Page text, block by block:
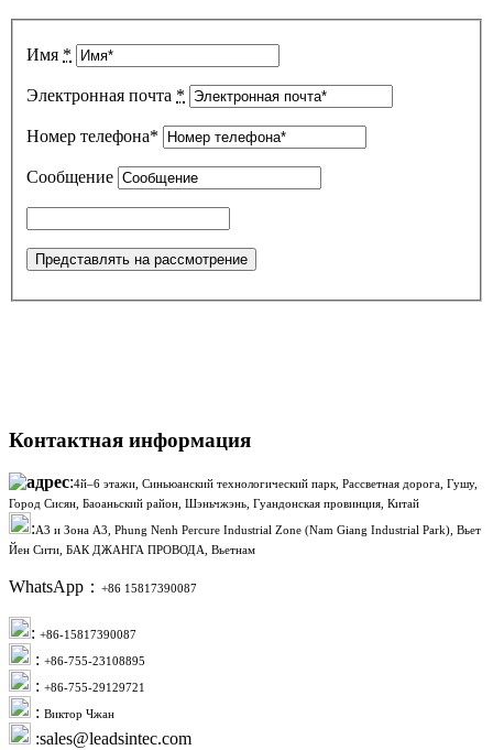
Имя *
Электронная почта *
Номер телефона*
Сообщение
Контактная информация
:4й–6 этажи, Синьюанский технологический парк, Рассветная дорога, Гушу,
Город Сисян, Баоаньский район, Шэньчжэнь, Гуандонская провинция, Китай
:A3 и Зона A3, Phung Nenh Percure Industrial Zone (Nam Giang Industrial Park), Вьет
Йен Сити, БАК ДЖАНГА ПРОВОДА, Вьетнам
WhatsApp： +86 15817390087
: +86-15817390087
: +86-755-23108895
: +86-755-29129721
: Виктор Чжан
:sales@leadsintec.com